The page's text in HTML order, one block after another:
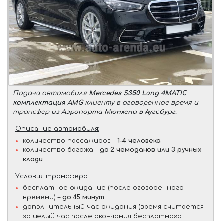
Подача автомобиля Mercedes S350 Long 4MATIC
комплектация AMGклиенту в оговоренное время и
трансфер из Аэропорта Мюнхена в Аугсбург.
Описание автомобиля:
количество пассажиров – 1-4 человека
количество багажа – до 2 чемоданов или 3 ручных
клади
Условия трансфера:
бесплатное ожидание (после оговоренного
времени) – до 45 минут
дополнительный час ожидания (время считается
за целый час после окончания бесплатного